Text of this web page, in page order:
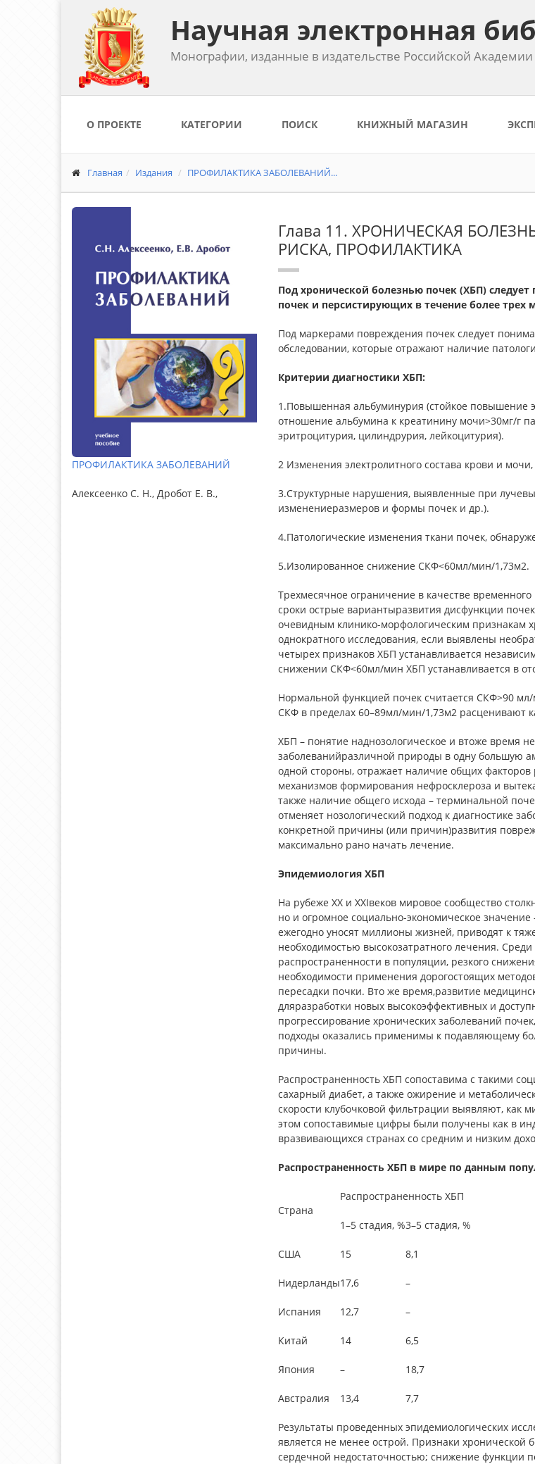
Научная электронная
Монографии, изданные в издательстве Российской Академии
О ПРОЕКТЕ КАТЕГОРИИ ПОИСК КНИЖНЫЙ МАГАЗИН
Главная Издания ПРОФИЛАКТИКА ЗАБОЛЕВАНИЙ...
ПРОФИЛАКТИКА ЗАБОЛЕВАНИЙ
Алексеенко С. Н., Дробот Е. В.,
Глава 11. ХРОНИЧЕСКАЯ
РИСКА, ПРОФИЛАКТИКА
Под хронической болезнью почек (ХБП)
почек и персистирующих в течение более трех
Под маркерами повреждения почек следует
обследовании, которые отражают наличие
Критерии диагностики ХБП:
1.Повышенная альбуминурия (стойкое повышение
отношение альбумина к креатинину мочи>30мг/г
эритроцитурия, цилиндрурия, лейкоцитурия).
2 Изменения электролитного состава крови и
3.Структурные нарушения, выявленные при
изменениеразмеров и формы почек и др.).
4.Патологические изменения ткани почек,
5.Изолированное снижение СКФ<60мл/мин/1,73м2.
Трехмесячное ограничение в качестве
сроки острые вариантыразвития дисфункции
очевидным клинико-морфологическим признакам
однократного исследования, если выявлены
четырех признаков ХБП устанавливается
снижении СКФ<60мл/мин ХБП устанавливается в
Нормальной функцией почек считается СКФ>90
СКФ в пределах 60–89мл/мин/1,73м2 расценивают
ХБП – понятие наднозологическое и втоже время
заболеванийразличной природы в одну большую
одной стороны, отражает наличие общих
механизмов формирования нефросклероза и
также наличие общего исхода – терминальной
отменяет нозологический подход к диагностике
конкретной причины (или причин)развития
максимально рано начать лечение.
Эпидемиология ХБП
На рубеже XX и XXIвеков мировое сообщество
но и огромное социально-экономическое
ежегодно уносят миллионы жизней, приводят к
необходимостью высокозатратного лечения.
распространенности в популяции, резкого
необходимости применения дорогостоящих
пересадки почки. Вто же время,развитие
дляразработки новых высокоэффективных и
прогрессирование хронических заболеваний
подходы оказались применимы к подавляющему
причины.
Распространенность ХБП сопоставима с такими
сахарный диабет, а также ожирение и
скорости клубочковой фильтрации выявляют, как
этом сопоставимые цифры были получены как в
вразвивающихся странах со средним и низким
Распространенность ХБП в мире по данным
Страна
Распространенность ХБП
1–5 стадия, %3–5 стадия, %
США 15 8,1
Нидерланды17,6 –
Испания 12,7 –
Китай 14 6,5
Япония – 18,7
Австралия 13,4 7,7
Результаты проведенных эпидемиологических
является не менее острой. Признаки хронической
сердечной недостаточностью; снижение функции